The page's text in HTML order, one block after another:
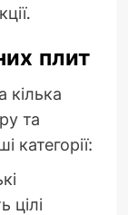
плит
кілька
та
категорії:
цілі